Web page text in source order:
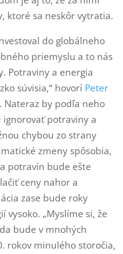
ktoré sa neskôr vytratia.
do globálneho
priemyslu a to nás
Potraviny a energia
súvisia,“ hovorí Peter
Nateraz by podľa neho
ignorovať potraviny a
chybou zo strany
zmeny spôsobia,
potravín bude ešte
ceny nahor a
zase bude roky
vysoko. „Myslíme si, že
bude v mnohých
rokov minulého storočia,